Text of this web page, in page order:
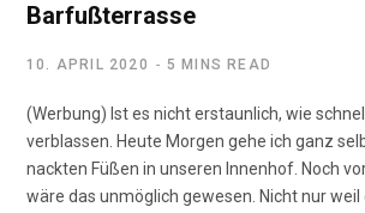
Barfußterrasse
10. APRIL 2020 5 MINS READ
(Werbung) Ist es nicht erstaunlich, wie
verblassen. Heute Morgen gehe ich ganz
nackten Füßen in unseren Innenhof. Noch
wäre das unmöglich gewesen. Nicht nur weil